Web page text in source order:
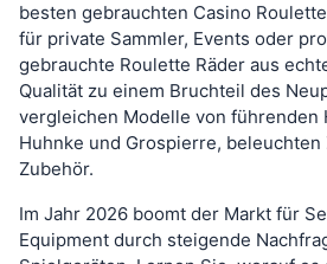
besten gebrauchten Casino
für private Sammler, Events oder
gebrauchte Roulette Räder aus
Qualität zu einem Bruchteil des
vergleichen Modelle von führenden
Huhnke und Grospierre, beleuchten
Zubehör.
Im Jahr 2026 boomt der Markt für
Equipment durch steigende